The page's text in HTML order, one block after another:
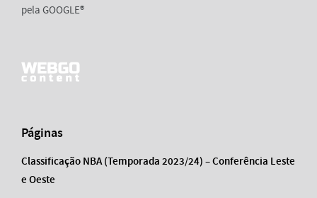
pela GOOGLE®
Páginas
Classificação NBA (Temporada 2023/24) – Conferência Leste
e Oeste